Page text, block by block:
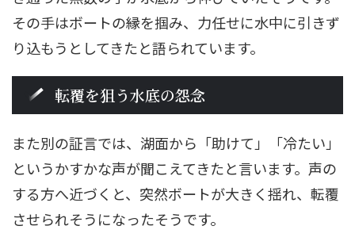
その手はボートの縁を掴み、力任せに水中に引きず
り込もうとしてきたと語られています。
転覆を狙う水底の怨念
また別の証言では、湖面から「助けて」「冷たい」
というかすかな声が聞こえてきたと言います。声の
する方へ近づくと、突然ボートが大きく揺れ、転覆
させられそうになったそうです。